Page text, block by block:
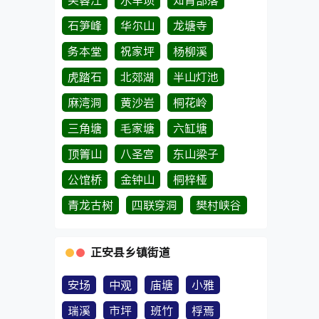
石笋峰
华尔山
龙塘寺
务本堂
祝家坪
杨柳溪
虎踏石
北郊湖
半山灯池
麻湾洞
黄沙岩
桐花岭
三角塘
毛家塘
六缸塘
顶箐山
八圣宫
东山梁子
公馆桥
金钟山
桐梓桠
青龙古树
四联穿洞 樊村峡谷
正安县乡镇街道
安场 中观 庙塘
小雅
瑞溪
市坪 班竹
桴焉